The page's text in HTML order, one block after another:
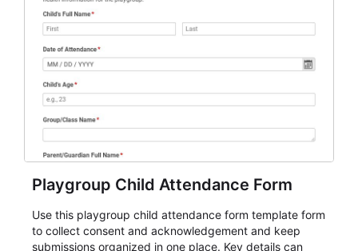
Playgroup Child Attendance Form
Use this playgroup child attendance form template form
to collect consent and acknowledgement and keep
submissions organized in one place. Key details can